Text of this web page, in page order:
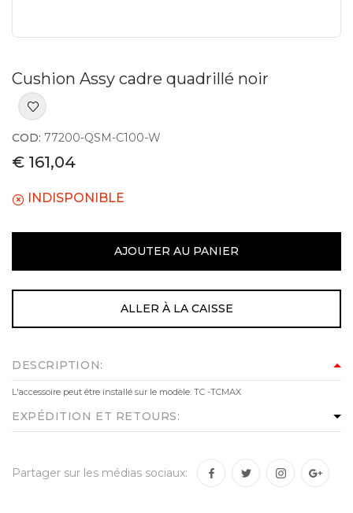
Cushion Assy cadre quadrillé noir
COD: 77200-QSM-C100-W
€ 161,04
INDISPONIBLE
AJOUTER AU PANIER
ALLER À LA CAISSE
DESCRIPTION:
L'accessoire peut être installé sur le modèle: TC -TCMAX
EXPÉDITION ET RETOURS:
Partager sur les médias sociaux: